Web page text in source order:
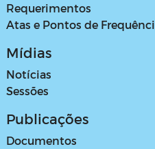
Requerimentos
Atas e Pontos de
Mídias
Notícias
Sessões
Publicações
Documentos